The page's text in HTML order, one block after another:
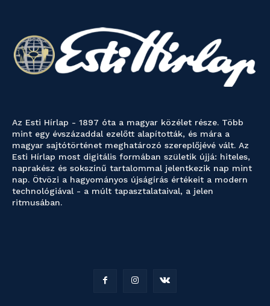
Az Esti Hírlap - 1897 óta a magyar közélet része. Több
mint egy évszázaddal ezelőtt alapították, és mára a
magyar sajtótörténet meghatározó szereplőjévé vált. Az
Esti Hírlap most digitális formában születik újjá: hiteles,
naprakész és sokszínű tartalommal jelentkezik nap mint
nap. Ötvözi a hagyományos újságírás értékeit a modern
technológiával - a múlt tapasztalataival, a jelen
ritmusában.